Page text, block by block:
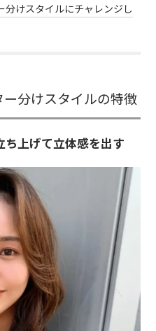
けスタイルにチャレンジし
分けスタイルの特徴
上げて立体感を出す